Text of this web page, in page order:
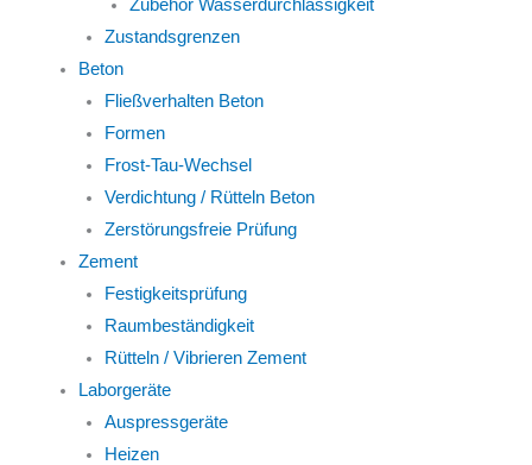
Zubehör Wasserdurchlässigkeit
Zustandsgrenzen
Beton
Fließverhalten Beton
Formen
Frost-Tau-Wechsel
Verdichtung / Rütteln Beton
Zerstörungsfreie Prüfung
Zement
Festigkeitsprüfung
Raumbeständigkeit
Rütteln / Vibrieren Zement
Laborgeräte
Auspressgeräte
Heizen